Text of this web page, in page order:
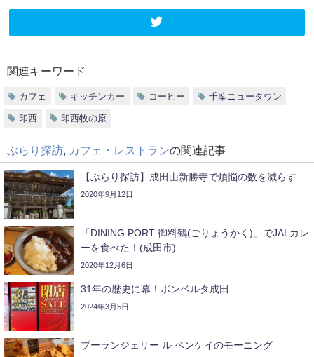
関連キーワード
カフェ キッチンカー コーヒー 千葉ニュータウン
印西 印西牧の原
ぶらり探訪 カフェ・レストランの関連記事
【ぶらり探訪】成田山新勝寺で煩悩の数を減らす
2020年9月12日
「DINING PORT 御料鶴(ごりょうかく)」でJALカレ
ーを食べた！(成田市)
2020年12月6日
31年の歴史に幕！ボンベルタ成田
2024年3月5日
ブーランジェリー ル ベンケイのモーニング